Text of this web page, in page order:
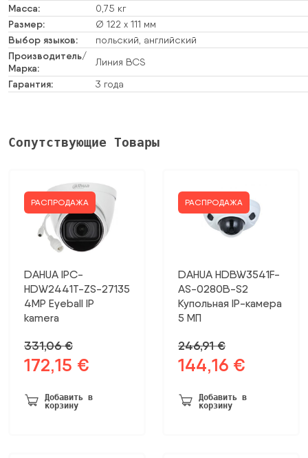
Масса: 0,75 кг
Размер: Ø 122 x 111 мм
Выбор языков: польский, английский
Производитель/
Марка:
Линия BCS
Гарантия: 3 года
Сопутствующие Товары
РАСПРОДАЖА
DAHUA IPC-
HDW2441T-ZS-27135
4MP Eyeball IP
kamera
331,06€
Первоначальная
была:
331,06 €.
172,15 €
172,15 €.
Добавить в
корзину
РАСПРОДАЖА
DAHUA HDBW3541F-
AS-0280B-S2
Купольная IP-камера
5 МП
246,91€
Первоначальная
была:
246,91 €.
144,16 €
144,16 €.
Добавить в
корзину